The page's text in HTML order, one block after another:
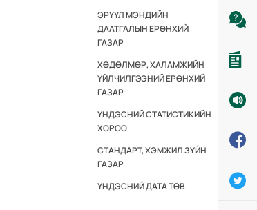
ЭРҮҮЛ МЭНДИЙН
ДААТГАЛЫН ЕРӨНХИЙ
ГАЗАР
ХӨДӨЛМӨР, ХАЛАМЖИЙН
ҮЙЛЧИЛГЭЭНИЙ ЕРӨНХИЙ
ГАЗАР
ҮНДЭСНИЙ СТАТИСТИКИЙН
ХОРОО
СТАНДАРТ, ХЭМЖИЛ ЗҮЙН
ГАЗАР
ҮНДЭСНИЙ ДАТА ТӨВ